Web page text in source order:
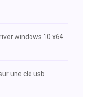
windows 10 x64
une clé usb